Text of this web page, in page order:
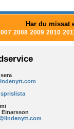
Har du missat
2008 2009 2010
Einarsson